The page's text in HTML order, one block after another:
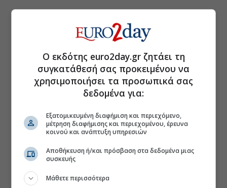
Ο εκδότης euro2day.gr ζητάει τη
συγκατάθεσή σας προκειμένου να
χρησιμοποιήσει τα προσωπικά σας
δεδομένα για:
Εξατομικευμένη διαφήμιση και περιεχόμενο,
μέτρηση διαφήμισης και περιεχομένου, έρευνα
κοινού και ανάπτυξη υπηρεσιών
Αποθήκευση ή/και πρόσβαση στα δεδομένα μιας
συσκευής
Μάθετε περισσότερα